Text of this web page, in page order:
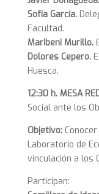
Sofía García.
Facultad.
Maribeni Murillo.
Dolores Cepero.
Huesca.
12:30 h.MESA
Social ante los
Objetivo:
Laboratorio de
vinculación a los
Participan: